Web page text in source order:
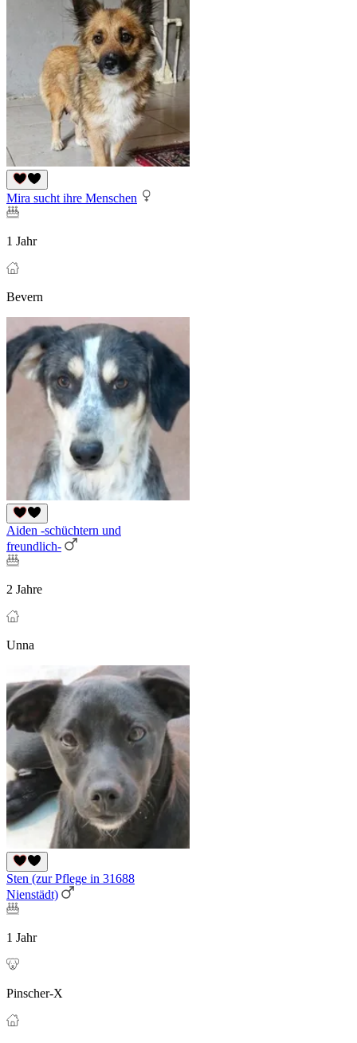
Mira sucht ihre Menschen
1 Jahr
Bevern
Aiden -schüchtern und
freundlich-
2 Jahre
Unna
Sten (zur Pflege in 31688
Nienstädt)
1 Jahr
Pinscher-X